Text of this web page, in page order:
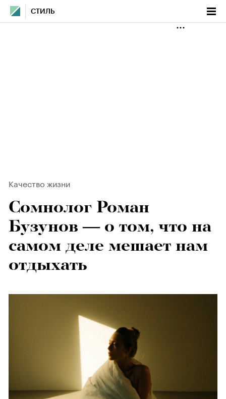
СТИЛЬ
Качество жизни
Сомнолог Роман
Бузунов — о том, что на
самом деле мешает нам
отдыхать